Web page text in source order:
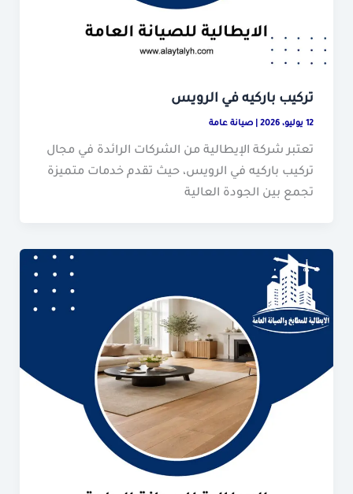
تركيب باركيه في الرويس
12 يوليو، 2026 صيانة عامة
تعتبر شركة الإيطالية من الشركات الرائدة في مجال
تركيب باركيه في الرويس، حيث تقدم خدمات متميزة
تجمع بين الجودة العالية